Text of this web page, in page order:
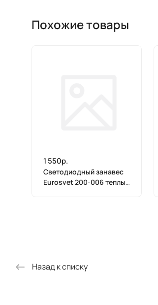
Похожие товары
1 550р.
Светодиодный занавес
Eurosvet 200-006 теплый
Назад к списку